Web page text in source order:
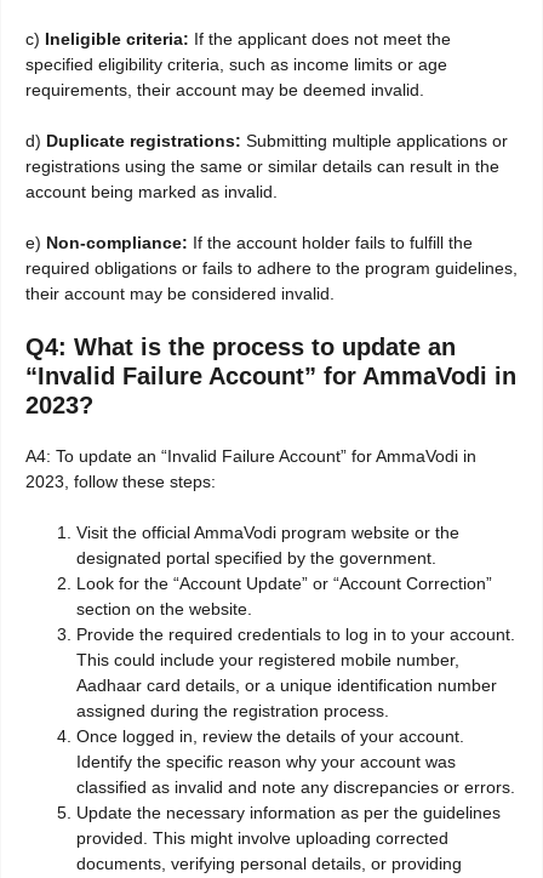
c) Ineligible criteria: If the applicant does not meet the
specified eligibility criteria, such as income limits or age
requirements, their account may be deemed invalid.
d) Duplicate registrations: Submitting multiple applications or
registrations using the same or similar details can result in the
account being marked as invalid.
e) Non-compliance: If the account holder fails to fulfill the
required obligations or fails to adhere to the program guidelines,
their account may be considered invalid.
Q4: What is the process to update an
“Invalid Failure Account” for AmmaVodi in
2023?
A4: To update an “Invalid Failure Account” for AmmaVodi in
2023, follow these steps:
Visit the official AmmaVodi program website or the
designated portal specified by the government.
Look for the “Account Update” or “Account Correction”
section on the website.
Provide the required credentials to log in to your account.
This could include your registered mobile number,
Aadhaar card details, or a unique identification number
assigned during the registration process.
Once logged in, review the details of your account.
Identify the specific reason why your account was
classified as invalid and note any discrepancies or errors.
Update the necessary information as per the guidelines
provided. This might involve uploading corrected
documents, verifying personal details, or providing